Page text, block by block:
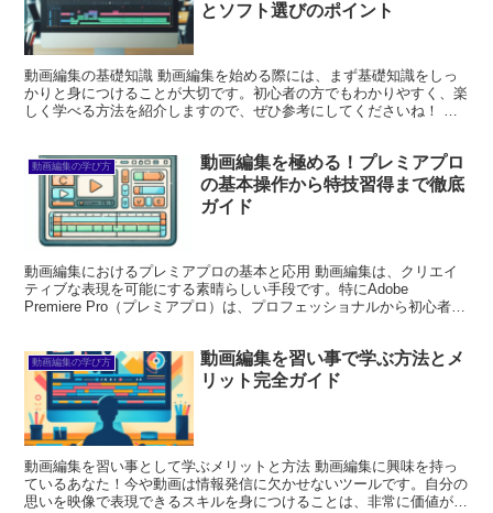
とソフト選びのポイント
動画編集の基礎知識 動画編集を始める際には、まず基礎知識をしっ
かりと身につけることが大切です。初心者の方でもわかりやすく、楽
しく学べる方法を紹介しますので、ぜひ参考にしてくださいね！ 初
動画編集の学び方
動画編集を極める！プレミアプロ
の基本操作から特技習得まで徹底
ガイド
動画編集におけるプレミアプロの基本と応用 動画編集は、クリエイ
ティブな表現を可能にする素晴らしい手段です。特にAdobe
Premiere Pro（プレミアプロ）は、プロフェッショナルから初心者ま
動画編集の学び方
動画編集を習い事で学ぶ方法とメ
リット完全ガイド
動画編集を習い事として学ぶメリットと方法 動画編集に興味を持っ
ているあなた！今や動画は情報発信に欠かせないツールです。自分の
思いを映像で表現できるスキルを身につけることは、非常に価値があ